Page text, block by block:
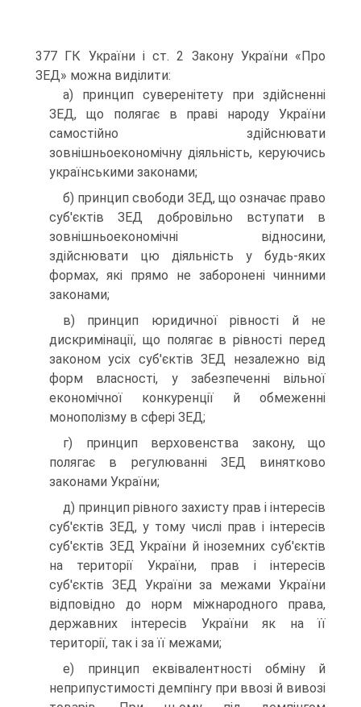
377 ГК України і ст. 2 Закону України «Про
ЗЕД» можна виділити:
а) принцип суверенітету при здійсненні
ЗЕД, що полягає в праві народу України
самостійно здійснювати
зовнішньоекономічну ді­яльність, керуючись
українськими законами;
б) принцип свободи ЗЕД, що означає право
суб'єктів ЗЕД добро­вільно вступати в
зовнішньоекономічні відносини,
здійснювати цю діяльність у будь-яких
формах, які прямо не заборонені чинними
законами;
в) принцип юридичної рівності й не
дискримінації, що полягає в рівності перед
законом усіх суб'єктів ЗЕД незалежно від
форм влас­ності, у забезпеченні вільної
економічної конкуренції й обмеженні
монополізму в сфері ЗЕД;
г) принцип верховенства закону, що
полягає в регулюванні ЗЕД винятково
законами України;
д) принцип рівного захисту прав і інтересів
суб'єктів ЗЕД, у тому числі прав і інтересів
суб'єктів ЗЕД України й іноземних суб'єктів
на території України, прав і інтересів
суб'єктів ЗЕД України за ме­жами України
відповідно до норм міжнародного права,
державних інтересів України як на її
території, так і за її межами;
е) принцип еквівалентності обміну й
неприпустимості демпінгу при ввозі й вивозі